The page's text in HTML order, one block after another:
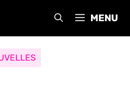
MENU